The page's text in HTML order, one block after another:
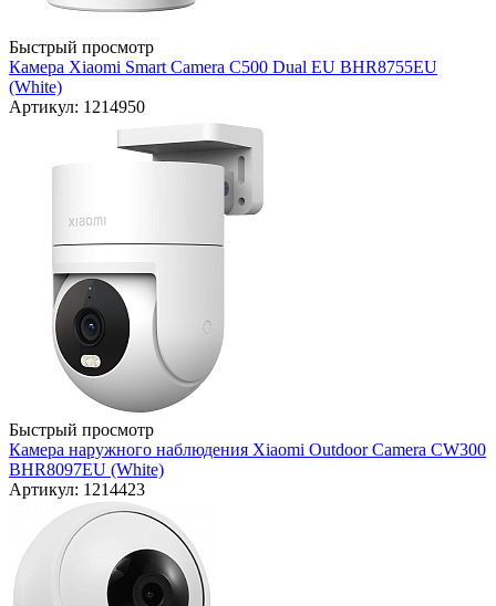
Быстрый просмотр
Камера Xiaomi Smart Camera C500 Dual EU BHR8755EU
(White)
Артикул: 1214950
Быстрый просмотр
Камера наружного наблюдения Xiaomi Outdoor Camera CW300
BHR8097EU (White)
Артикул: 1214423